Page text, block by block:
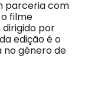
parceria com
filme
dirigido por
edição é o
no gênero de